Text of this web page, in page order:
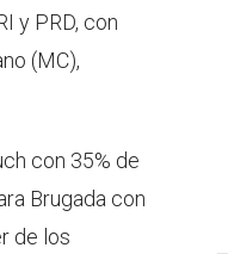
y PRD, con
(MC),
con 35% de
Brugada con
de los